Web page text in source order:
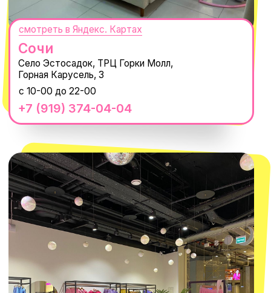
8 800 550-06-92
macrocosm_store@mail.ru
КОНТАКТЫ
Size guide
Обмен и возврат
Доставка и оплата
ПОКУПАТЕЛЯМ
Вакансии
Реквизиты
Магазины
Наши проекты
Новости
Каталог
О КОМПАНИИ
@MACROCOSM_STORE
300'000+ подписчиков
14'000+ подписчиков в нашем Telegram-
канале
Оферта
Пользовательское соглашение
данных